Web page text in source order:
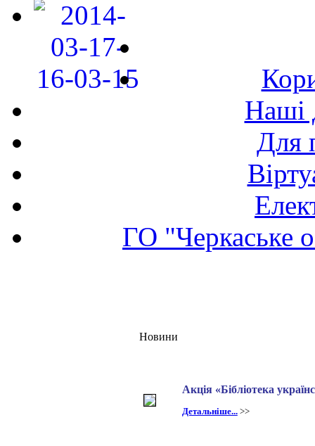
Наші
Для
ГО "Черкаське
Новини
Акція «Бібліотека
Детальніше... >>